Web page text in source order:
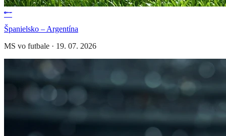
Španielsko – Argentína
MS vo futbale · 19. 07. 2026